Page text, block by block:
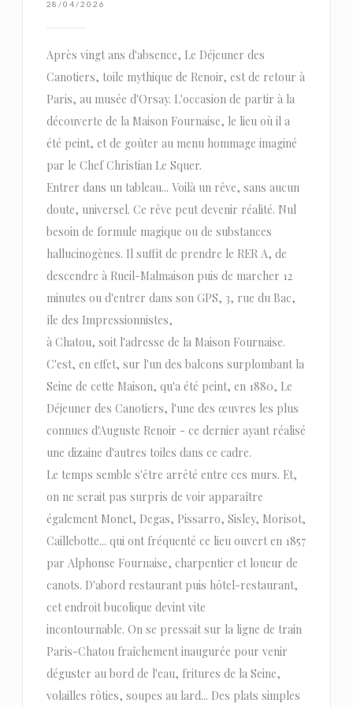
28/04/2026
Après vingt ans d'absence, Le Déjeuner des
Canotiers, toile mythique de Renoir, est de retour à
Paris, au musée d'Orsay. L'occasion de partir à la
découverte de la Maison Fournaise, le lieu où il a
été peint, et de goûter au menu hommage imaginé
par le Chef Christian Le Squer.
Entrer dans un tableau... Voilà un rêve, sans aucun
doute, universel. Ce rêve peut devenir réalité. Nul
besoin de formule magique ou de substances
hallucinogènes. Il suffit de prendre le RER A, de
descendre à Rueil-Malmaison puis de marcher 12
minutes ou d'entrer dans son GPS, 3, rue du Bac,
île des Impressionnistes,
à Chatou, soit l'adresse de la Maison Fournaise.
C'est, en effet, sur l'un des balcons surplombant la
Seine de cette Maison, qu'a été peint, en 1880, Le
Déjeuner des Canotiers, l'une des œuvres les plus
connues d'Auguste Renoir - ce dernier ayant réalisé
une dizaine d'autres toiles dans ce cadre.
Le temps semble s'être arrêté entre ces murs. Et,
on ne serait pas surpris de voir apparaître
également Monet, Degas, Pissarro, Sisley, Morisot,
Caillebotte... qui ont fréquenté ce lieu ouvert en 1857
par Alphonse Fournaise, charpentier et loueur de
canots. D'abord restaurant puis hôtel-restaurant,
cet endroit bucolique devint vite
incontournable. On se pressait sur la ligne de train
Paris-Chatou fraîchement inaugurée pour venir
déguster au bord de l'eau, fritures de la Seine,
volailles rôties, soupes au lard... Des plats simples